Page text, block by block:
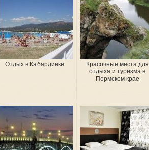
Отдых в Кабардинке
Красочные места для
отдыха и туризма в
Пермском крае